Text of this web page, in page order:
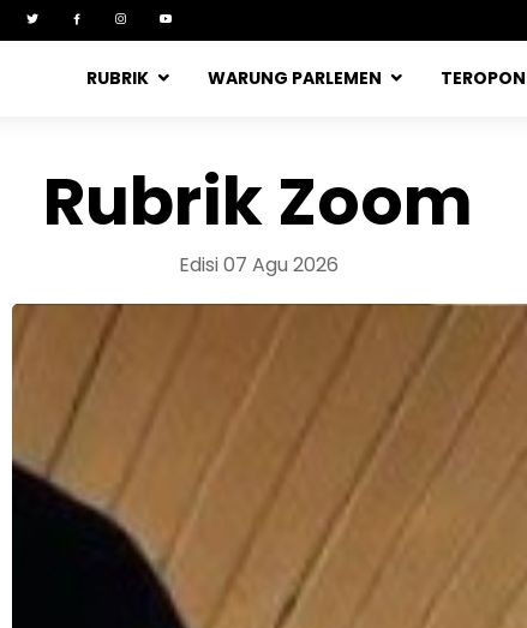
RUBRIK WARUNG PARLEMEN
Rubrik Zoom
Edisi 07 Agu 2026